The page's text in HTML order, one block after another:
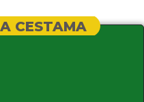
CESTAMA